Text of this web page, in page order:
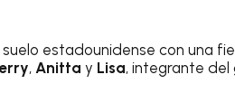
estadounidense con una
, Anitta y Lisa, integrante del